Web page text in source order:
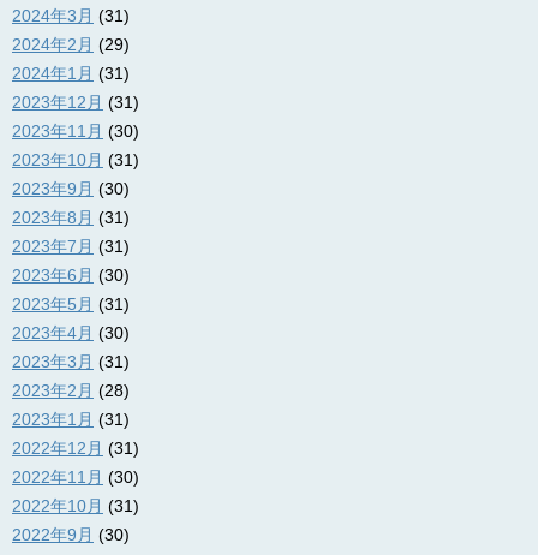
2024年3月 (31)
2024年2月 (29)
2024年1月 (31)
2023年12月 (31)
2023年11月 (30)
2023年10月 (31)
2023年9月 (30)
2023年8月 (31)
2023年7月 (31)
2023年6月 (30)
2023年5月 (31)
2023年4月 (30)
2023年3月 (31)
2023年2月 (28)
2023年1月 (31)
2022年12月 (31)
2022年11月 (30)
2022年10月 (31)
2022年9月 (30)